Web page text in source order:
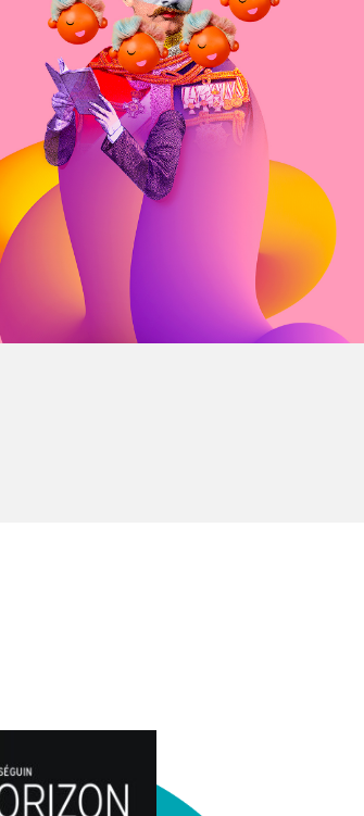
À propos du Salon
Liste des exposant·e·s
Liste des auteur·rice·s